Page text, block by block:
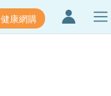
健康網購